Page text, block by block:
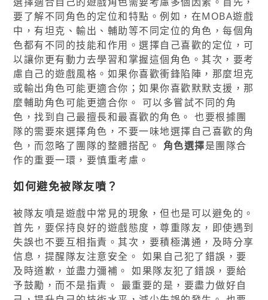
要了解不同角色的定位和特點。例如，在MOBA遊戲
中，有坦克、輸出、輔助等不同定位的角色，每個角
色都有不同的技能和作用。選擇自己喜歡的定位，可
以讓你更有動力去學習和掌握這個角色。其次，要考
慮自己的遊戲風格。如果你喜歡衝鋒陷陣，那麼坦克
或輸出角色可能更適合你；如果你喜歡默默支援，那
麼輔助角色可能更適合你。 可以多嘗試不同的角
色，找到自己最擅長和最喜歡的角色。 也要根據團
隊的需要來選擇角色，不要一味地選擇自己喜歡的角
色，而忽略了團隊的整體搭配。 角色選擇是團隊合
作的重要一環，要慎重考慮。
如何避免被隊友噴？
被隊友噴是遊戲中常見的現象，但也是可以避免的。
首先，要保持良好的遊戲態度，尊重隊友，即使遇到
失誤也不要互相指責。其次，要積極溝通，及時分享
信息，提醒隊友注意安全。 如果自己犯了錯誤，要
及時道歉，並盡力彌補。 如果隊友犯了錯誤，要給
予鼓勵，而不是指責。 最重要的是，要盡力做好自